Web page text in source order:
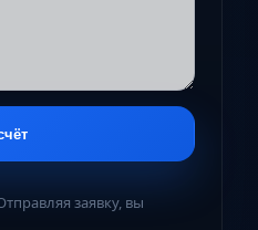
заявку, вы